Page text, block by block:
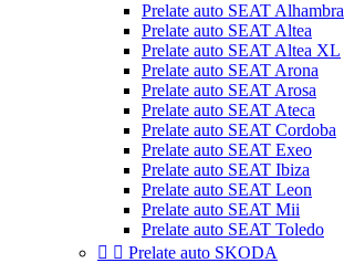
Prelate auto SEAT Alhambra
Prelate auto SEAT Altea
Prelate auto SEAT Altea XL
Prelate auto SEAT Arona
Prelate auto SEAT Arosa
Prelate auto SEAT Ateca
Prelate auto SEAT Cordoba
Prelate auto SEAT Exeo
Prelate auto SEAT Ibiza
Prelate auto SEAT Leon
Prelate auto SEAT Mii
Prelate auto SEAT Toledo
  Prelate auto SKODA